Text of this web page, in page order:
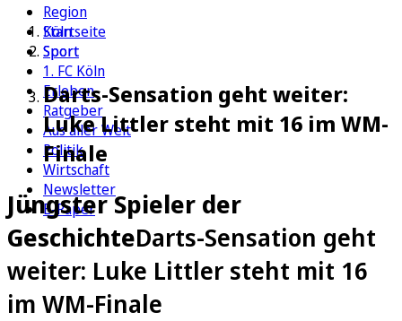
Region
Köln
Sport
1. FC Köln
Erleben
Ratgeber
Aus aller Welt
Politik
Wirtschaft
Newsletter
E-Paper
Startseite
Sport
Darts-Sensation geht weiter:
Luke Littler steht mit 16 im WM-
Finale
Jüngster Spieler der
GeschichteDarts-Sensation geht
weiter: Luke Littler steht mit 16
im WM-Finale